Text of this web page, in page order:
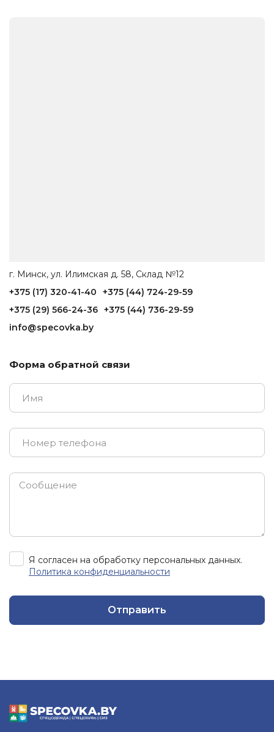
Форма обратной связи
Я согласен на обработку персональных данных.
Политика конфиденциальности
Отправить
г. Минск, ул. Илимская д. 58, Склад №12
+375 (17) 320-41-40
+375 (44) 724-29-59
+375 (29) 566-24-36 +375 (44) 736-29-59
info@specovka.by